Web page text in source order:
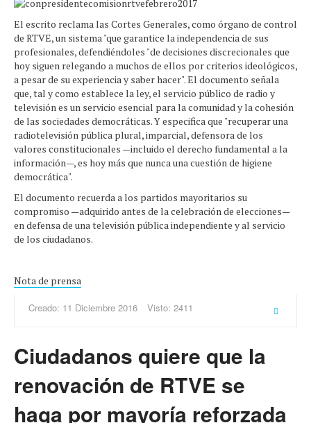
El escrito reclama las Cortes Generales, como órgano de control
de RTVE, un sistema "que garantice la independencia de sus
profesionales, defendiéndoles "de decisiones discrecionales que
hoy siguen relegando a muchos de ellos por criterios ideológicos,
a pesar de su experiencia y saber hacer". El documento señala
que, tal y como establece la ley, el servicio público de radio y
televisión es un servicio esencial para la comunidad y la cohesión
de las sociedades democráticas. Y especifica que "recuperar una
radiotelevisión pública plural, imparcial, defensora de los
valores constitucionales —incluido el derecho fundamental a la
información—, es hoy más que nunca una cuestión de higiene
democrática".
El documento recuerda a los partidos mayoritarios su
compromiso —adquirido antes de la celebración de elecciones—
en defensa de una televisión pública independiente y al servicio
de los ciudadanos.
Nota de prensa
Creado: 11 Diciembre 2016 Visto: 2411
Ciudadanos quiere que la
renovación de RTVE se
haga por mayoría reforzada